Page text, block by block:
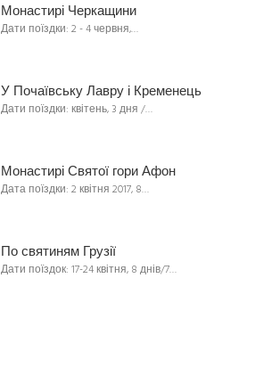
Монастирі Черкащини
Дати поїздки: 2 - 4 червня,…
У Почаївську Лавру і Кременець
Дати поїздки: квітень, 3 дня /…
Монастирі Святої гори Афон
Дата поїздки: 2 квітня 2017, 8…
По святиням Грузії
Дати поїздок: 17-24 квітня, 8 днів/7…